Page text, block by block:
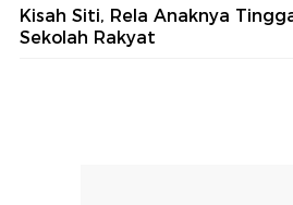
Kisah Siti, Rela Anaknya
Sekolah Rakyat